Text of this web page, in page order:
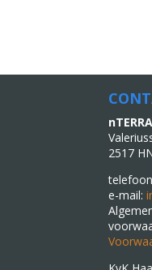
2517
e-mail: